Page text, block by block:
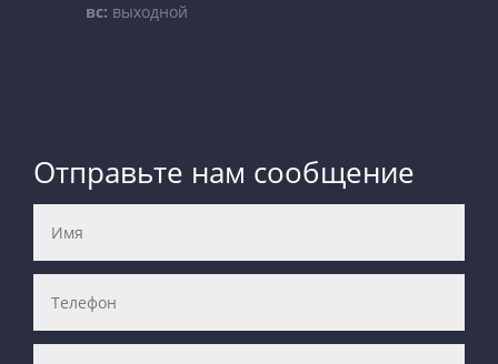
вс: выходной
Отправьте нам сообщение